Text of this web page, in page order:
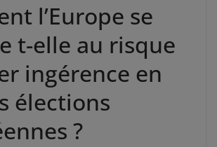
l’Europe se
t-elle au risque
ingérence en
élections
?